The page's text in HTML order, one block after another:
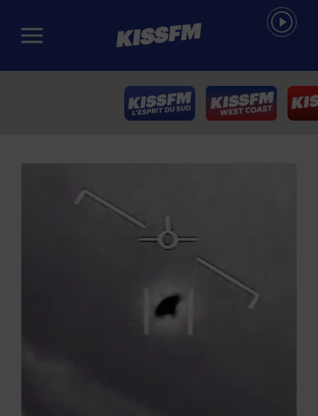
Passer au contenu principal